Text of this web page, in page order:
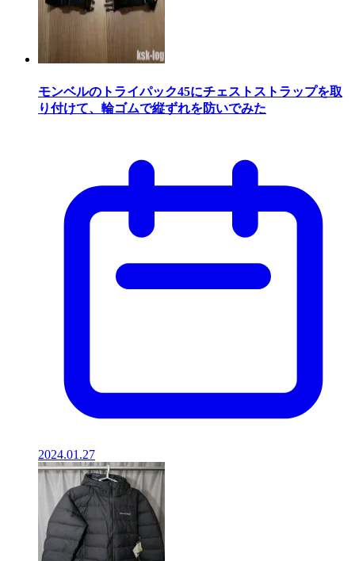
モンベルのトライパック45にチェストストラップを取
り付けて、輪ゴムで縦ずれを防いでみた
2024.01.27